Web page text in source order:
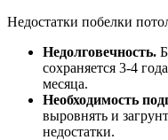
Недостатки побелки
Недолговечность.
сохраняется 3-4
месяца.
Необходимость
выровнять и
недостатки.